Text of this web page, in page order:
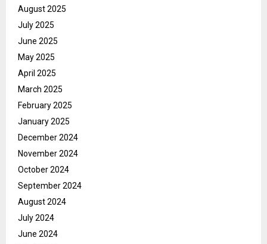
August 2025
July 2025
June 2025
May 2025
April 2025
March 2025
February 2025
January 2025
December 2024
November 2024
October 2024
September 2024
August 2024
July 2024
June 2024